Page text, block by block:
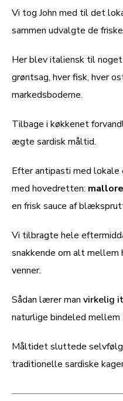
Vi tog John med til det
sammen udvalgte de
Her blev italiensk til
grøntsag, hver fisk, hver
markedsboderne.
Tilbage i køkkenet
ægte sardisk måltid.
Efter antipasti med lokale
med hovedretten:
en frisk sauce af
Vi tilbragte hele
snakkende om alt mellem
venner.
Sådan lærer man virkelig
naturlige bindeled mellem
Måltidet sluttede
traditionelle sardiske